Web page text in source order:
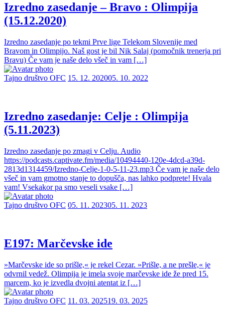
Izredno zasedanje – Bravo : Olimpija
(15.12.2020)
Izredno zasedanje po tekmi Prve lige Telekom Slovenije med
Bravom in Olimpijo. Naš gost je bil Nik Salaj (pomočnik trenerja pri
Bravu) Če vam je naše delo všeč in vam […]
Tajno društvo OFC 15. 12. 202005. 10. 2022
Izredno zasedanje: Celje : Olimpija
(5.11.2023)
Izredno zasedanje po zmagi v Celju. Audio
https://podcasts.captivate.fm/media/10494440-120e-4dcd-a39d-
2813d1314459/Izredno-Celje-1-0-5-11-23.mp3 Če vam je naše delo
všeč in vam gmotno stanje to dopušča, nas lahko podprete! Hvala
vam! Vsekakor pa smo veseli vsake […]
Tajno društvo OFC 05. 11. 202305. 11. 2023
E197: Marčevske ide
»Marčevske ide so prišle,« je rekel Cezar. »Prišle, a ne prešle,« je
odvrnil vedež. Olimpija je imela svoje marčevske ide že pred 15.
marcem, ko je izvedla dvojni atentat iz […]
Tajno društvo OFC 11. 03. 202519. 03. 2025